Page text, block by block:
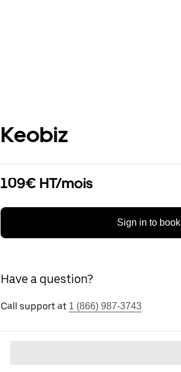
Keobiz
109€ HT/mois
Sign in to book
Have a question?
Call support at 1 (866) 987-3743